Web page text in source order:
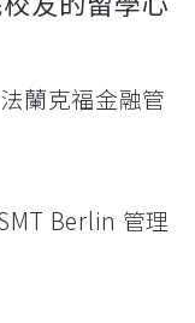
蘭克福金融管
Berlin 管理